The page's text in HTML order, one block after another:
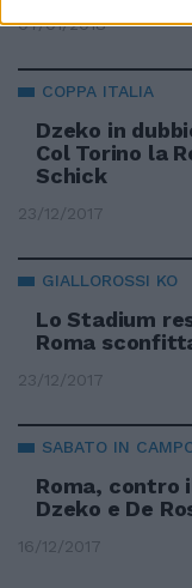
07/01/2018
COPPA ITALIA
Dzeko in
Col Torino la
Schick
23/12/2017
GIALLOROSSI KO
Lo Stadium
Roma
23/12/2017
SABATO IN
Roma, contro
Dzeko e De
16/12/2017